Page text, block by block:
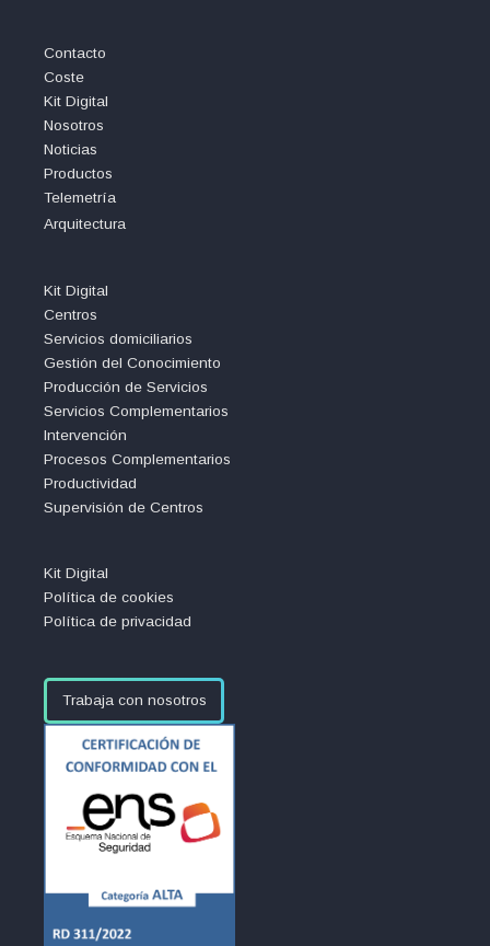
Contacto
Coste
Kit Digital
Nosotros
Noticias
Productos
Telemetría
Arquitectura
Kit Digital
Centros
Servicios domiciliarios
Gestión del Conocimiento
Producción de Servicios
Servicios Complementarios
Intervención
Procesos Complementarios
Productividad
Supervisión de Centros
Kit Digital
Política de cookies
Política de privacidad
Trabaja con nosotros